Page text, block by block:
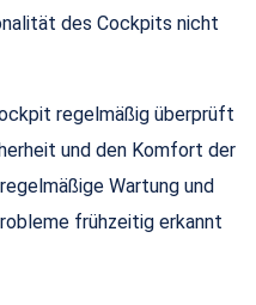
des Cockpits nicht
regelmäßig überprüft
und den Komfort der
Wartung und
frühzeitig erkannt